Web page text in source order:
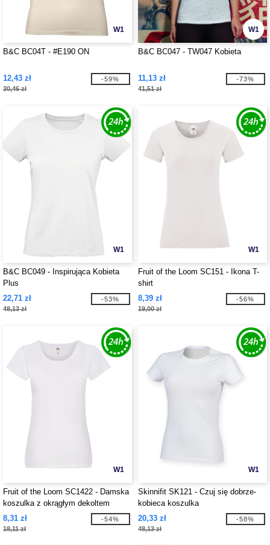
W1
B&C BC04T - #E190 ON
12,43 zł
30,46 zł
-59%
W1
B&C BC047 - TW047 Kobieta
11,13 zł
41,51 zł
-73%
W1
B&C BC049 - Inspirująca Kobieta
Plus
22,71 zł
48,13 zł
-53%
W1
Fruit of the Loom SC151 - Ikona T-
shirt
8,39 zł
19,00 zł
-56%
W1
Fruit of the Loom SC1422 - Damska
koszulka z okrągłym dekoltem
8,31 zł
18,11 zł
-54%
W1
Skinnifit SK121 - Czuj się dobrze-
kobieca koszulka
20,33 zł
48,13 zł
-58%